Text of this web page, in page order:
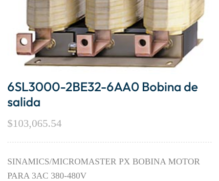
6SL3000-2BE32-6AA0 Bobina de
salida
$103,065.54
SINAMICS/MICROMASTER PX BOBINA MOTOR
PARA 3AC 380-480V